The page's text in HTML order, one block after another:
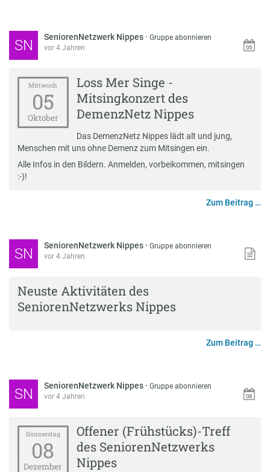
SN SeniorenNetzwerk Nippes ·Gruppe abonnieren
vor 4 Jahren
Mittwoch
05
Oktober
Loss Mer Singe -
Mitsingkonzert des
DemenzNetz Nippes
Das DemenzNetz Nippes lädt alt und jung,
Menschen mit uns ohne Demenz zum Mitsingen ein.
Alle Infos in den Bildern. Anmelden, vorbeikommen, mitsingen
:-)!
Zum Beitrag …
SN SeniorenNetzwerk Nippes ·Gruppe abonnieren
vor 4 Jahren
Neuste Aktivitäten des
SeniorenNetzwerks Nippes
Zum Beitrag …
SN SeniorenNetzwerk Nippes ·Gruppe abonnieren
vor 4 Jahren
Donnerstag
08
Dezember
Offener (Frühstücks)-Treff
des SeniorenNetzwerks
Nippes